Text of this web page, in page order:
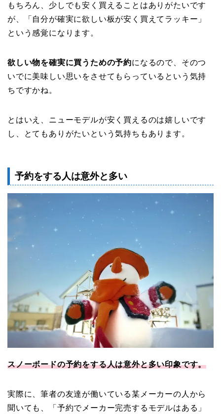
もちろん、少しでも安く買えることはありがたいです
が、「自分が確実に欲しい板が安く買えてラッキー」
という感覚になります。
欲しい物を確実に買うための予約になるので、そのつ
いでに美味しい思いをさせてもらっているという気持
ちですかね。
とはいえ、ニューモデルが安く買えるのは嬉しいです
し、とてもありがたいという気持ちもあります。
予約をする人は意外と多い
スノーボードの予約をする人は意外と多い印象です。
実際に、筆者の友達が働いている某メーカーの人から
聞いても、「予約でメーカー完売するモデルはある」